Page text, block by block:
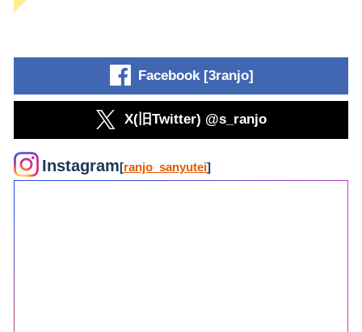
Facebook [3ranjo]
X(旧Twitter) @s_ranjo
Instagram[ranjo_sanyutei]